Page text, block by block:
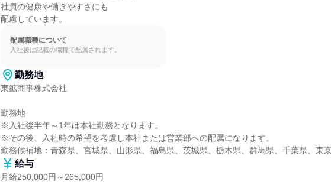
社員の健康や働きやすさにも
配慮しています。
配属職種について
入社後は記載の職種で配属されます。
勤務地
東鉱商事株式会社
勤務地
※入社後半年～1年は本社勤務となります。
※その後、入社時の希望を考慮し本社または営業部への配属になります。
勤務候補地：青森県、宮城県、山形県、福島県、茨城県、栃木県、群馬県、千葉県、東
給与
月給250,000円～265,000円